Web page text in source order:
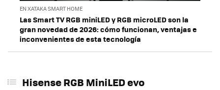
EN XATAKA SMART HOME
Las Smart TV RGB miniLED y RGB microLED son la
gran novedad de 2026: cómo funcionan, ventajas e
inconvenientes de esta tecnología
Hisense RGB MiniLED evo